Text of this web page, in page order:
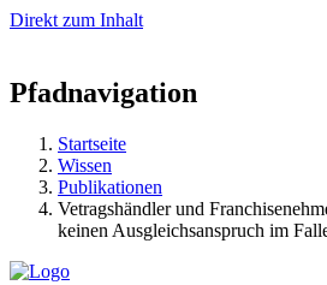
Direkt zum Inhalt
Pfadnavigation
Startseite
Wissen
Publikationen
Vetragshändler und
keinen Ausgleichsanspruch im